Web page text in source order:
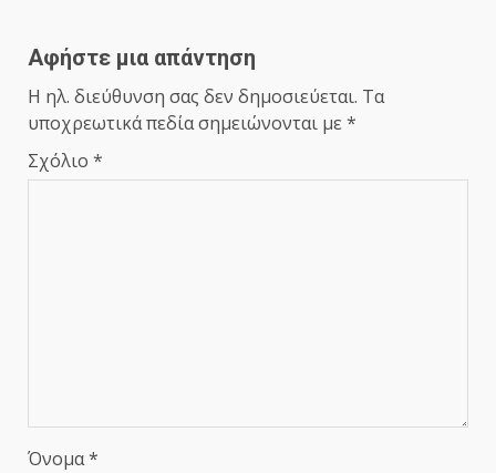
Αφήστε μια απάντηση
Η ηλ. διεύθυνση σας δεν δημοσιεύεται. Τα
υποχρεωτικά πεδία σημειώνονται με *
Σχόλιο *
Όνομα*